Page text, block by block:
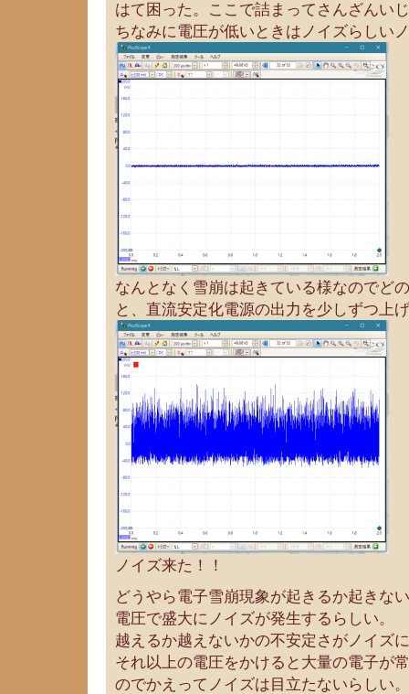
はて困った。ここで詰まってさんざんい
ちなみに電圧が低いときはノイズらしい
なんとなく雪崩は起きている様なのでど
と、直流安定化電源の出力を少しずつ
ノイズ来た！！
どうやら電子雪崩現象が起きるか起きな
電圧で盛大にノイズが発生するらしい。
越えるか越えないかの不安定さがノイズ
それ以上の電圧をかけると大量の電子が
のでかえってノイズは目立たないらしい。